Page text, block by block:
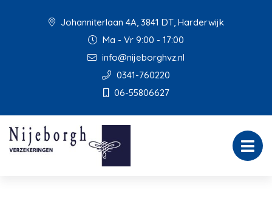
Johanniterlaan 4A, 3841 DT, Harderwijk
Ma - Vr 9:00 - 17:00
info@nijeborghvz.nl
0341-760220
06-55806627